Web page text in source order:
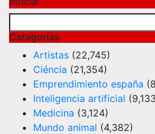
Categorías
Artistas (22,745)
Ciéncia (21,354)
Emprendimiento españa
Inteligencia artificial
Medicina (3,124)
Mundo animal (4,382)